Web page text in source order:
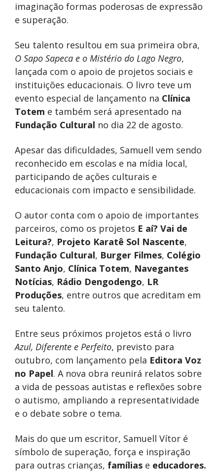
imaginação formas poderosas de expressão
e superação.
Seu talento resultou em sua primeira obra,
O Sapo Sapeca e o Mistério do Lago Negro,
lançada com o apoio de projetos sociais e
instituições educacionais. O livro teve um
evento especial de lançamento na Clínica
Totem e também será apresentado na
Fundação Cultural no dia 22 de agosto.
Apesar das dificuldades, Samuell vem sendo
reconhecido em escolas e na mídia local,
participando de ações culturais e
educacionais com impacto e sensibilidade.
O autor conta com o apoio de importantes
parceiros, como os projetos E aí? Vai de
Leitura?, Projeto Karatê Sol Nascente,
Fundação Cultural, Burger Filmes, Colégio
Santo Anjo, Clínica Totem, Navegantes
Notícias, Rádio Dengodengo, LR
Produções, entre outros que acreditam em
seu talento.
Entre seus próximos projetos está o livro
Azul, Diferente e Perfeito, previsto para
outubro, com lançamento pela Editora Voz
no Papel. A nova obra reunirá relatos sobre
a vida de pessoas autistas e reflexões sobre
o autismo, ampliando a representatividade
e o debate sobre o tema.
Mais do que um escritor, Samuell Vítor é
símbolo de superação, força e inspiração
para outras crianças, famílias e educadores.